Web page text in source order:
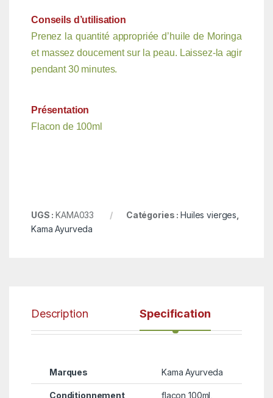
Conseils d’utilisation
Prenez la quantité appropriée d’huile de Moringa
et massez doucement sur la peau. Laissez-la agir
pendant 30 minutes.
Présentation
Flacon de 100ml
UGS :KAMA033 Catégories :Huiles vierges
Kama Ayurveda
Description Specification
Marques Kama Ayurveda
Conditionnement
flacon 100ml,